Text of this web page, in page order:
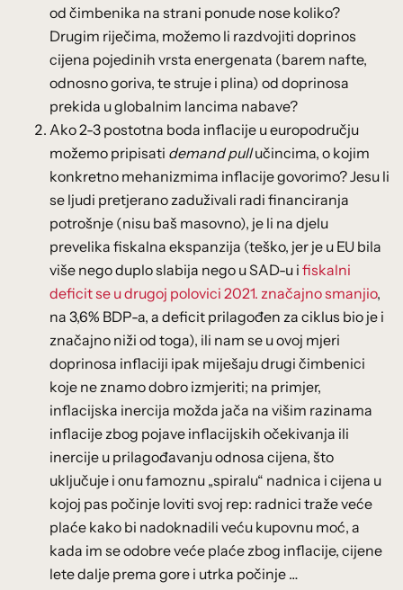
od čimbenika na strani ponude nose koliko?
Drugim riječima, možemo li razdvojiti doprinos
cijena pojedinih vrsta energenata (barem nafte,
odnosno goriva, te struje i plina) od doprinosa
prekida u globalnim lancima nabave?
Ako 2-3 postotna boda inflacije u europodručju
možemo pripisati demand pullučincima, o kojim
konkretno mehanizmima inflacije govorimo? Jesu li
se ljudi pretjerano zaduživali radi financiranja
potrošnje (nisu baš masovno), je li na djelu
prevelika fiskalna ekspanzija (teško, jer je u EU bila
više nego duplo slabija nego u SAD-u i fiskalni
deficit se u drugoj polovici 2021. značajno smanjio,
na 3,6% BDP-a, a deficit prilagođen za ciklus bio je i
značajno niži od toga), ili nam se u ovoj mjeri
doprinosa inflaciji ipak miješaju drugi čimbenici
koje ne znamo dobro izmjeriti; na primjer,
inflacijska inercija možda jača na višim razinama
inflacije zbog pojave inflacijskih očekivanja ili
inercije u prilagođavanju odnosa cijena, što
uključuje i onu famoznu „spiralu“ nadnica i cijena u
kojoj pas počinje loviti svoj rep: radnici traže veće
plaće kako bi nadoknadili veću kupovnu moć, a
kada im se odobre veće plaće zbog inflacije, cijene
lete dalje prema gore i utrka počinje …